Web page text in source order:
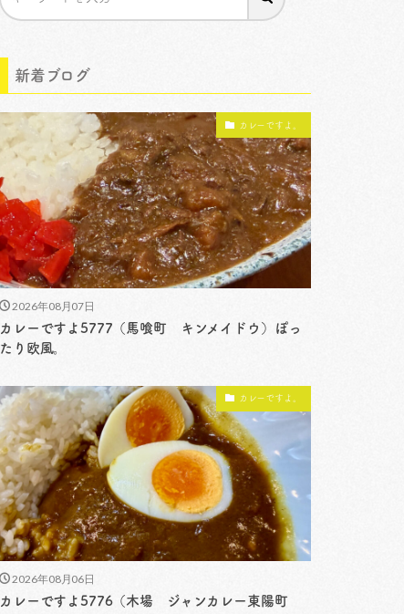
新着ブログ
カレーですよ。
2026年08月07日
カレーですよ5777（馬喰町 キンメイドウ）ぽっ
たり欧風。
カレーですよ。
2026年08月06日
カレーですよ5776（木場 ジャンカレー東陽町